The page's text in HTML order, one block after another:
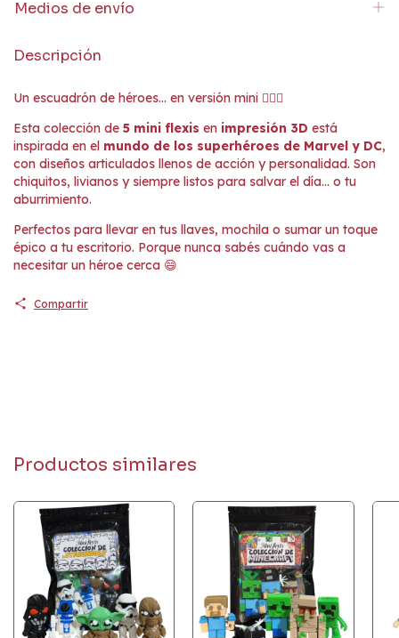
Medios de envío
Descripción
Un escuadrón de héroes… en versión mini 🦸‍♂️✨
Esta colección de 5 mini flexis en impresión 3D está
inspirada en el mundo de los superhéroes de Marvel y DC,
con diseños articulados llenos de acción y personalidad. Son
chiquitos, livianos y siempre listos para salvar el día… o tu
aburrimiento.
Perfectos para llevar en tus llaves, mochila o sumar un toque
épico a tu escritorio. Porque nunca sabés cuándo vas a
necesitar un héroe cerca 😄
Compartir
Productos similares